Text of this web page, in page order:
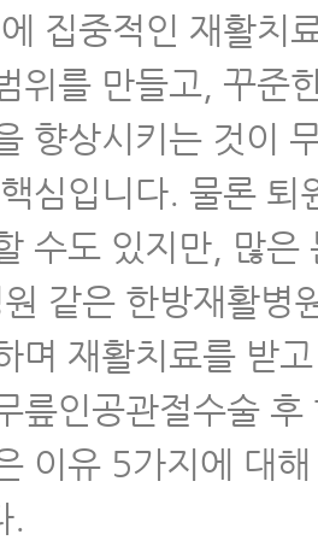
집중적인 재활치
위를 만들고, 꾸준
향상시키는 것이
심입니다. 물론 퇴
수도 있지만, 많은
같은 한방재활병
며 재활치료를 받
릎인공관절수술 후
이유 5가지에 대
.